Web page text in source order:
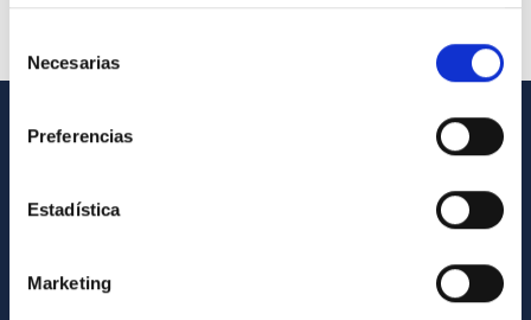
Necesarias
Preferencias
Estadística
Marketing
Contacto
Directorio de personal